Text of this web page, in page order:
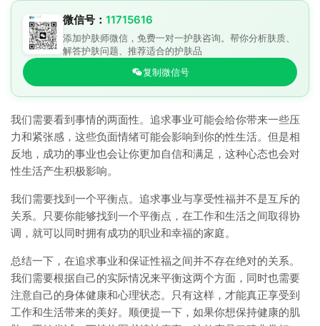
微信号： 11715616
添加护肤师微信，免费一对一护肤咨询。帮你分析肤质、
解答护肤问题、推荐适合的护肤品
复制微信号
我们需要看到事情的两面性。追求事业可能会给你带来一些压
力和紧张感，这些负面情绪可能会影响到你的性生活。但是相
反地，成功的事业也会让你更加自信和满足，这种心态也会对
性生活产生积极影响。
我们需要找到一个平衡点。追求事业与享受性福并不是互斥的
关系。只要你能够找到一个平衡点，在工作和生活之间取得协
调，就可以同时拥有成功的职业和幸福的家庭。
总结一下，在追求事业和保证性福之间并不存在绝对的关系。
我们需要根据自己的实际情况来平衡这两个方面，同时也需要
注意自己的身体健康和心理状态。只有这样，才能真正享受到
工作和生活带来的美好。顺便提一下，如果你想保持健康的肌